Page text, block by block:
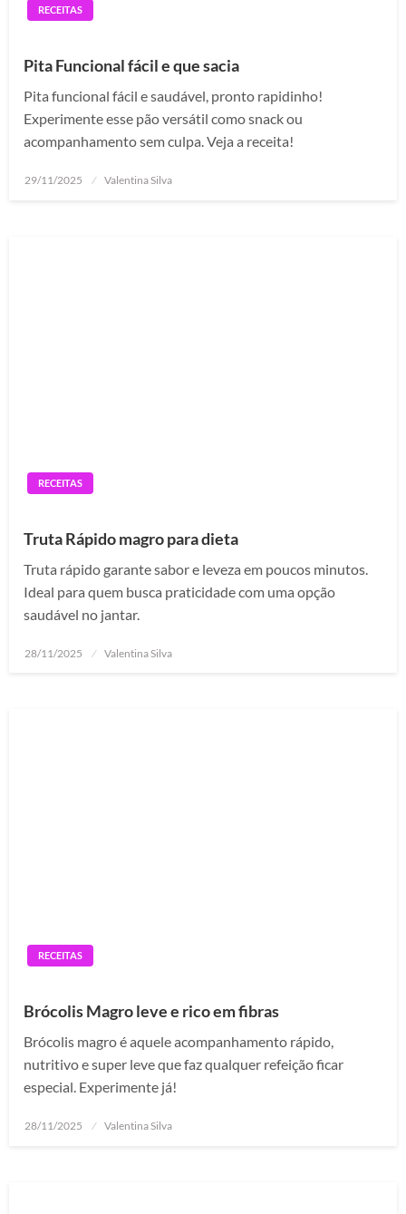
RECEITAS
Pita Funcional fácil e que sacia
Pita funcional fácil e saudável, pronto rapidinho!
Experimente esse pão versátil como snack ou
acompanhamento sem culpa. Veja a receita!
Posted
29/11/2025 Valentina Silva
RECEITAS
Truta Rápido magro para dieta
Truta rápido garante sabor e leveza em poucos minutos.
Ideal para quem busca praticidade com uma opção
saudável no jantar.
Posted
28/11/2025 Valentina Silva
RECEITAS
Brócolis Magro leve e rico em fibras
Brócolis magro é aquele acompanhamento rápido,
nutritivo e super leve que faz qualquer refeição ficar
especial. Experimente já!
Posted
28/11/2025 Valentina Silva